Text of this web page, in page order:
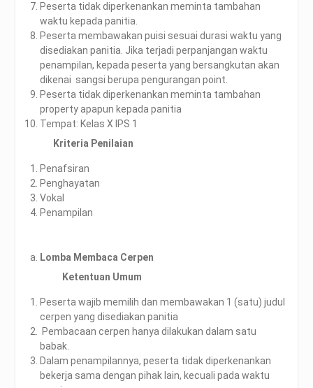
Peserta tidak diperkenankan meminta tambahan
waktu kepada panitia.
Peserta membawakan puisi sesuai durasi waktu yang
disediakan panitia. Jika terjadi perpanjangan waktu
penampilan, kepada peserta yang bersangkutan akan
dikenai sangsi berupa pengurangan point.
Peserta tidak diperkenankan meminta tambahan
property apapun kepada panitia
Tempat: Kelas X IPS 1
Kriteria Penilaian
Penafsiran
Penghayatan
Vokal
Penampilan
Lomba Membaca Cerpen
Ketentuan Umum
Peserta wajib memilih dan membawakan 1 (satu) judul
cerpen yang disediakan panitia
Pembacaan cerpen hanya dilakukan dalam satu
babak.
Dalam penampilannya, peserta tidak diperkenankan
bekerja sama dengan pihak lain, kecuali pada waktu